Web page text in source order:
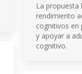
La propuesta
rendimiento
cognitivos en
y apoyar a
cognitivo.